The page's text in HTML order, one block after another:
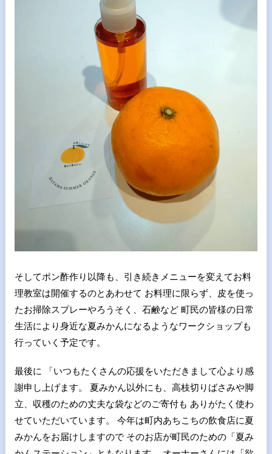
そしてポン酢作り以降も、引き続きメニューを変えてお料
理教室は開催するのとあわせて お料理に限らず、皮を使っ
たお掃除スプレーやろうそく、石鹸など 町民の皆様の日常
生活により身近な夏みかんになるようなワークショップも
行っていく予定です。
最後に 「いつもたくさんの応援をいただきまして心より感
謝申し上げます。 夏みかん以外にも、高枝切りばさみや脚
立、収穫のための丈夫な袋などのご寄付も ありがたく使わ
せていただいています。 今年は町内あちこちの飲食店に夏
みかんをお届けしますので そのお店が町民のための「夏み